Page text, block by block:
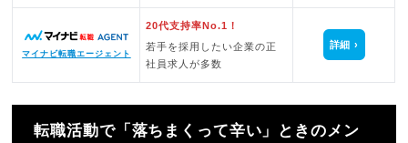
マイナビ転職エージェント
20代支持率No.1！
若手を採用したい企業の正
社員求人が多数
詳細
転職活動で「落ちまくって辛い」ときのメン